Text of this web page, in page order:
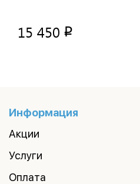
15 450 p
Информация
Акции
Услуги
Оплата